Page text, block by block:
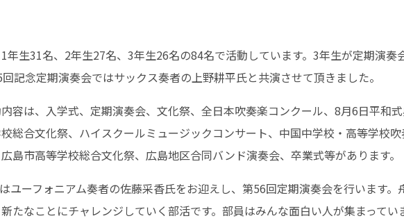
年生31名、2年生27名、3年生26名の84名で活動しています。3年生が定期演奏
記念定期演奏会ではサックス奏者の上野耕平氏と共演させて頂きました。
容は、入学式、定期演奏会、文化祭、全日本吹奏楽コンクール、8月6日平和
総合文化祭、ハイスクールミュージックコンサート、中国中学校・高等学校
島市高等学校総合文化祭、広島地区合同バンド演奏会、卒業式等があります。
ユーフォニアム奏者の佐藤采香氏をお迎えし、第56回定期演奏会を行います
たなことにチャレンジしていく部活です。部員はみんな面白い人が集まって